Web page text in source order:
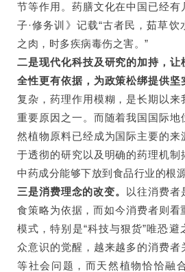
节等作用。药膳文化在中国已经
子·修务训》记载“古者民，茹草
之肉，时多疾病毒伤之害。”
二是现代化科技及研究的加持，
全性更有依据，为政策松绑提供坚
复杂，药理作用模糊，是长期以来
重要原因之一。而随着我国国际地
然植物原料已经成为国际主要的
于透彻的研究以及明确的药理机
中药成分能够下放到食品行业的根源
三是消费理念的改变。
以往消费者
食策略为依据，而如今消费者则看
模式，特别是“科技与狠货”唯恐
众意识的觉醒，越来越多的消费
等社会问题，而天然植物恰恰融